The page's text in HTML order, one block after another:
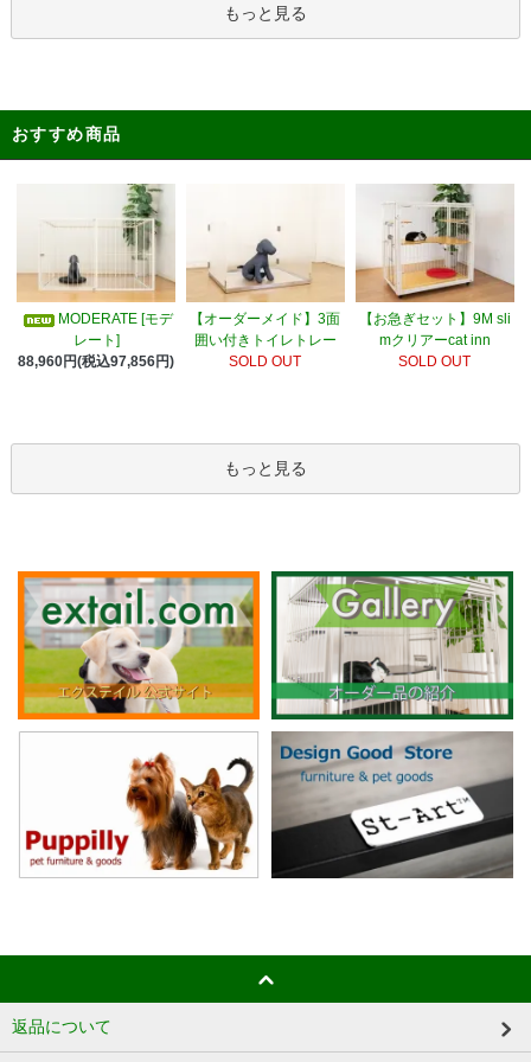
もっと見る
おすすめ商品
MODERATE [モデ
レート]
88,960円(税込97,856円)
【オーダーメイド】3面
囲い付きトイレトレー
SOLD OUT
【お急ぎセット】9M sli
mクリアーcat inn
SOLD OUT
もっと見る
返品について